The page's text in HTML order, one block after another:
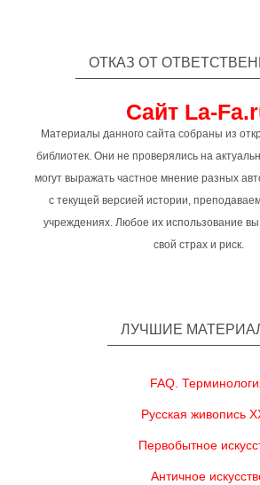
ОТКАЗ ОТ
Сайт La-
Материалы данного сайта собраны из
библиотек. Они не проверялись на
могут выражать частное мнение разных
с текущей версией истории,
учреждениях. Любое их использование
свой страх и риск.
ЛУЧШИЕ
FAQ.
Русская живопись
Первобытное
Античное